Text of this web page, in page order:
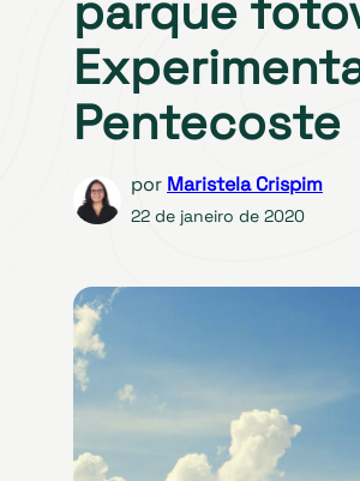
parque
Pentecoste
por Maristela Crispim
22 de janeiro de 2020